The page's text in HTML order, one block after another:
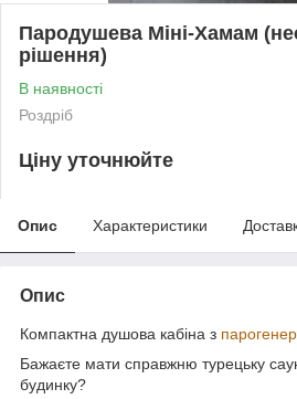
Пародушева Міні-Хамам
рішення)
В наявності
Роздріб
Ціну уточнюйте
Опис Характеристики
Опис
Компактна душова кабіна з
Бажаєте мати справжню турецьку
будинку?